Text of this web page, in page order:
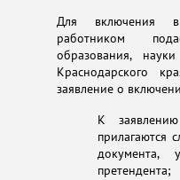
Для включения в
работником
образования,
Краснодарского
заявление о
К
прилагаются
документа,
претендента;